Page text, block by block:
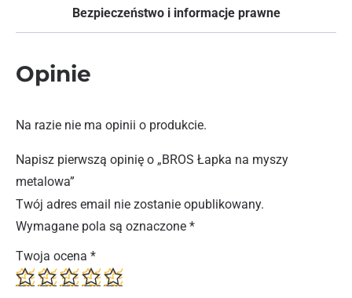
Bezpieczeństwo i informacje prawne
Opinie
Na razie nie ma opinii o produkcie.
Napisz pierwszą opinię o „BROS Łapka na myszy
metalowa”
Twój adres email nie zostanie opublikowany.
Wymagane pola są oznaczone *
Twoja ocena *